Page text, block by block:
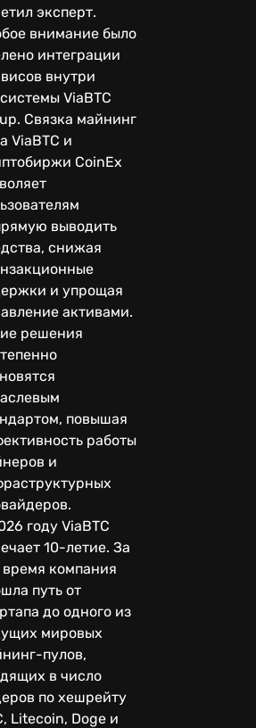
эксперт.
внимание было
интеграции
внутри
ViaBTC
Связка майнинг
ViaBTC и
CoinEx
выводить
снижая
и упрощая
активами.
решения
повышая
работы
и
году ViaBTC
10-летие. За
время компания
путь от
до одного из
мировых
пулов,
в число
по хешрейту
Litecoin, Doge и